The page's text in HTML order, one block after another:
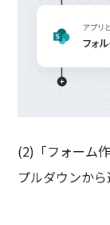
(2)「フォーム
プルダウンから